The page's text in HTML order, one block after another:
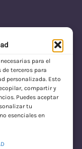
para el
terceros para
personalizada. Esto
compartir y
Puedes aceptar
tu
esenciales en
con Envío